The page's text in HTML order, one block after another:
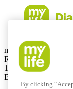
mylife Diabetes Care
Researchdreef 12
1070 Brussel
België
By clicking